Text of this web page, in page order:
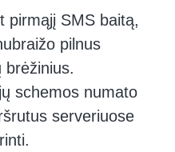
pirmąjį SMS baitą,
pilnus
brėžinius.
schemos numato
serveriuose